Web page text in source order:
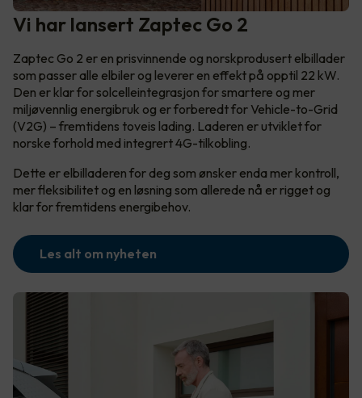
Vi har lansert Zaptec Go 2
Zaptec Go 2 er en prisvinnende og norskprodusert elbillader
som passer alle elbiler og leverer en effekt på opptil 22 kW.
Den er klar for solcelleintegrasjon for smartere og mer
miljøvennlig energibruk og er forberedt for Vehicle-to-Grid
(V2G) – fremtidens toveis lading. Laderen er utviklet for
norske forhold med integrert 4G-tilkobling.
Dette er elbilladeren for deg som ønsker enda mer kontroll,
mer fleksibilitet og en løsning som allerede nå er rigget og
klar for fremtidens energibehov.
Les alt om nyheten